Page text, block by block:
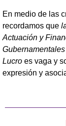
En medio de las
recordamos que
Actuación y
Lucro es vaga y
expresión y